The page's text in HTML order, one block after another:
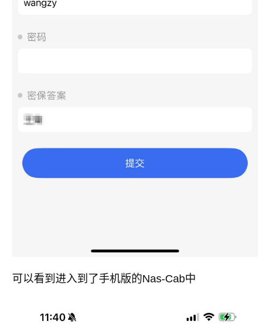
可以看到进入到了手机版的Nas-Cab中